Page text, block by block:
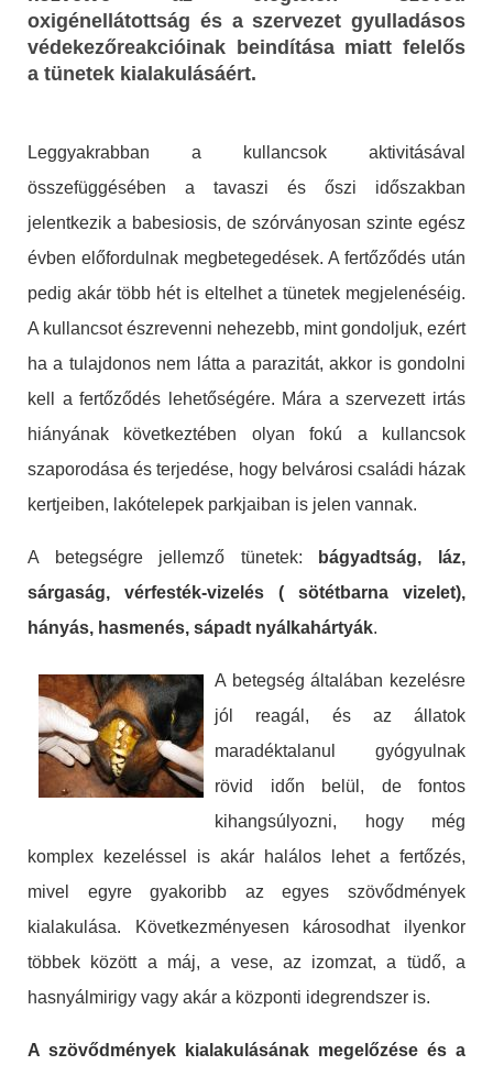
oxigénellátottság és a szervezet gyulladásos
védekezőreakcióinak beindítása miatt felelős
a tünetek kialakulásáért.
Leggyakrabban a kullancsok aktivitásával
összefüggésében a tavaszi és őszi időszakban
jelentkezik a babesiosis, de szórványosan szinte egész
évben előfordulnak megbetegedések. A fertőződés után
pedig akár több hét is eltelhet a tünetek megjelenéséig.
A kullancsot észrevenni nehezebb, mint gondoljuk, ezért
ha a tulajdonos nem látta a parazitát, akkor is gondolni
kell a fertőződés lehetőségére. Mára a szervezett irtás
hiányának következtében olyan fokú a kullancsok
szaporodása és terjedése, hogy belvárosi családi házak
kertjeiben, lakótelepek parkjaiban is jelen vannak.
A betegségre jellemző tünetek:
bágyadtság, láz,
sárgaság, vérfesték-vizelés ( sötétbarna vizelet),
hányás, hasmenés, sápadt nyálkahártyák.
A betegség általában kezelésre
jól reagál, és az állatok
maradéktalanul gyógyulnak
rövid időn belül, de fontos
kihangsúlyozni, hogy még
komplex kezeléssel is akár halálos lehet a fertőzés,
mivel egyre gyakoribb az egyes szövődmények
kialakulása. Következményesen károsodhat ilyenkor
többek között a máj, a vese, az izomzat, a tüdő, a
hasnyálmirigy vagy akár a központi idegrendszer is.
A szövődmények kialakulásának megelőzése és a